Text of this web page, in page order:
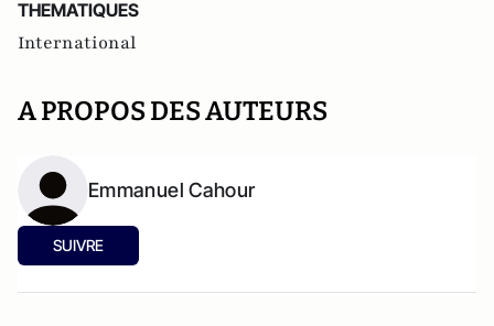
THEMATIQUES
International
A PROPOS DES AUTEURS
Emmanuel Cahour
SUIVRE